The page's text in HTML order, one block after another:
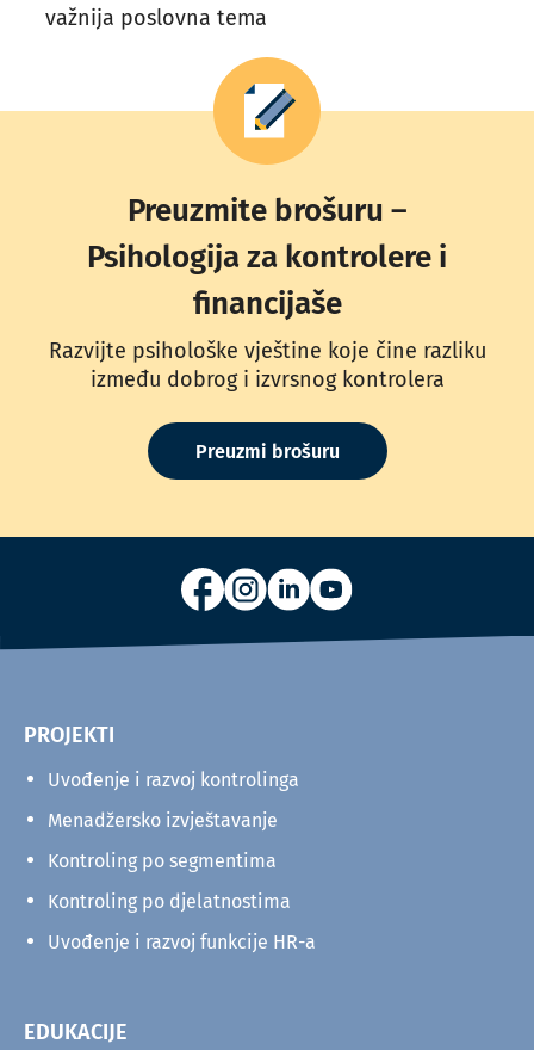
važnija poslovna tema
Preuzmite brošuru –
Psihologija za kontrolere i
financijaše
Razvijte psihološke vještine koje čine razliku
između dobrog i izvrsnog kontrolera
Preuzmi brošuru
PROJEKTI
Uvođenje i razvoj kontrolinga
Menadžersko izvještavanje
Kontroling po segmentima
Kontroling po djelatnostima
Uvođenje i razvoj funkcije HR-a
EDUKACIJE